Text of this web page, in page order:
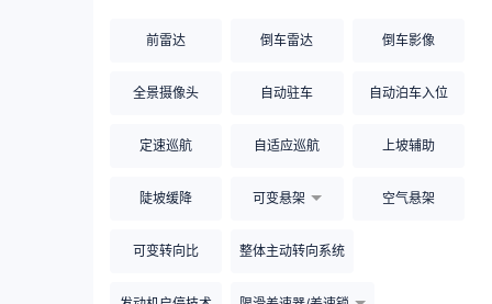
前雷达 倒车雷达 倒车影像
全景摄像头 自动驻车 自动泊车入位
定速巡航 自适应巡航 上坡辅助
陡坡缓降 可变悬架 空气悬架
可变转向比 整体主动转向系统